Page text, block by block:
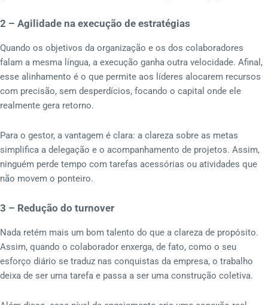
2 – Agilidade na execução de estratégias
Quando os objetivos da organização e os dos colaboradores
falam a mesma língua, a execução ganha outra velocidade. Afinal,
esse alinhamento é o que permite aos líderes alocarem recursos
com precisão, sem desperdícios, focando o capital onde ele
realmente gera retorno.
Para o gestor, a vantagem é clara: a clareza sobre as metas
simplifica a delegação e o acompanhamento de projetos. Assim,
ninguém perde tempo com tarefas acessórias ou atividades que
não movem o ponteiro.
3 – Redução do turnover
Nada retém mais um bom talento do que a clareza de propósito.
Assim, quando o colaborador enxerga, de fato, como o seu
esforço diário se traduz nas conquistas da empresa, o trabalho
deixa de ser uma tarefa e passa a ser uma construção coletiva.